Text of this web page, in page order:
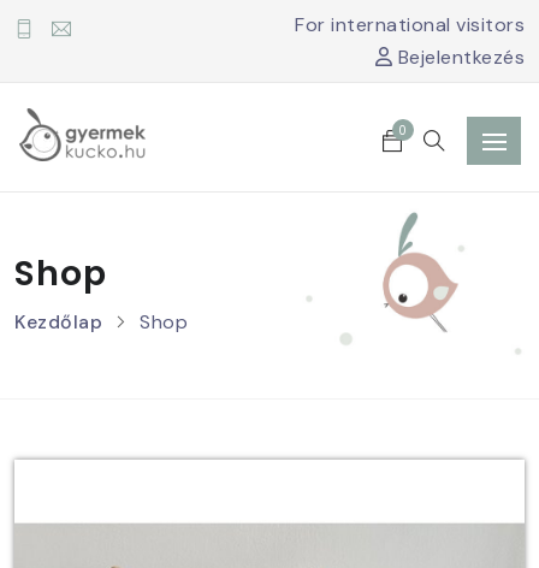
For international visitors
Bejelentkezés
0
Shop
Kezdőlap Shop